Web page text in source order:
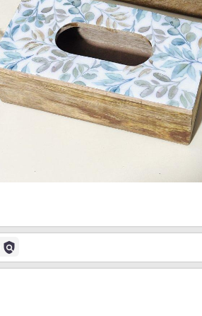
policy